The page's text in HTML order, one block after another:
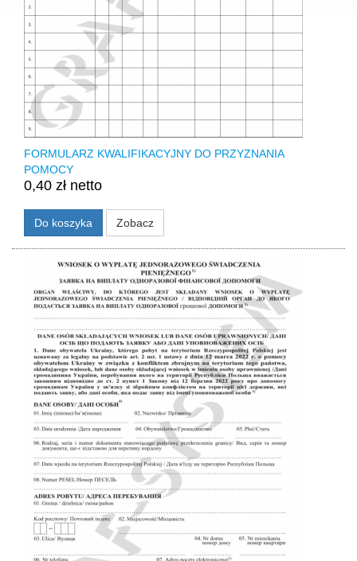
FORMULARZ KWALIFIKACYJNY DO PRZYZNANIA
POMOCY
0,40 zł netto
Do koszyka Zobacz